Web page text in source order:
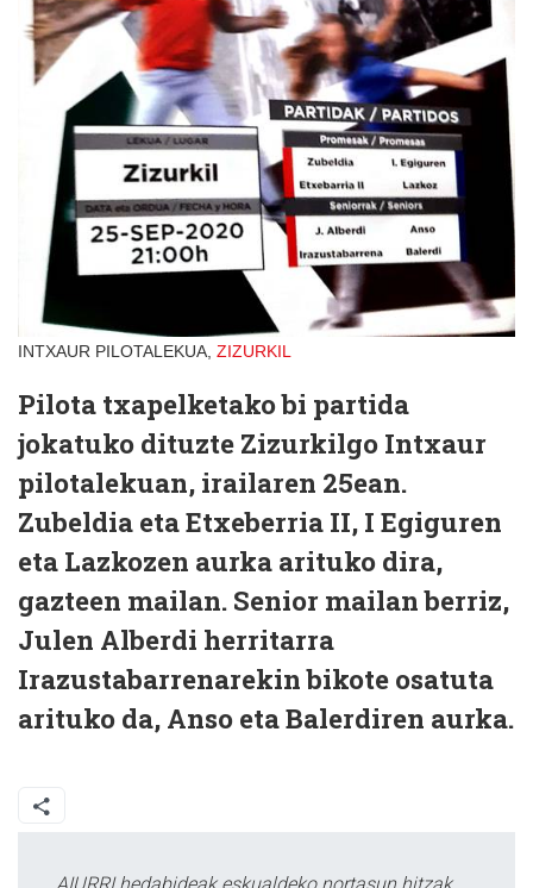
INTXAUR PILOTALEKUA, ZIZURKIL
Pilota txapelketako bi partida
jokatuko dituzte Zizurkilgo Intxaur
pilotalekuan, irailaren 25ean.
Zubeldia eta Etxeberria II, I Egiguren
eta Lazkozen aurka arituko dira,
gazteen mailan. Senior mailan berriz,
Julen Alberdi herritarra
Irazustabarrenarekin bikote osatuta
arituko da, Anso eta Balerdiren aurka.